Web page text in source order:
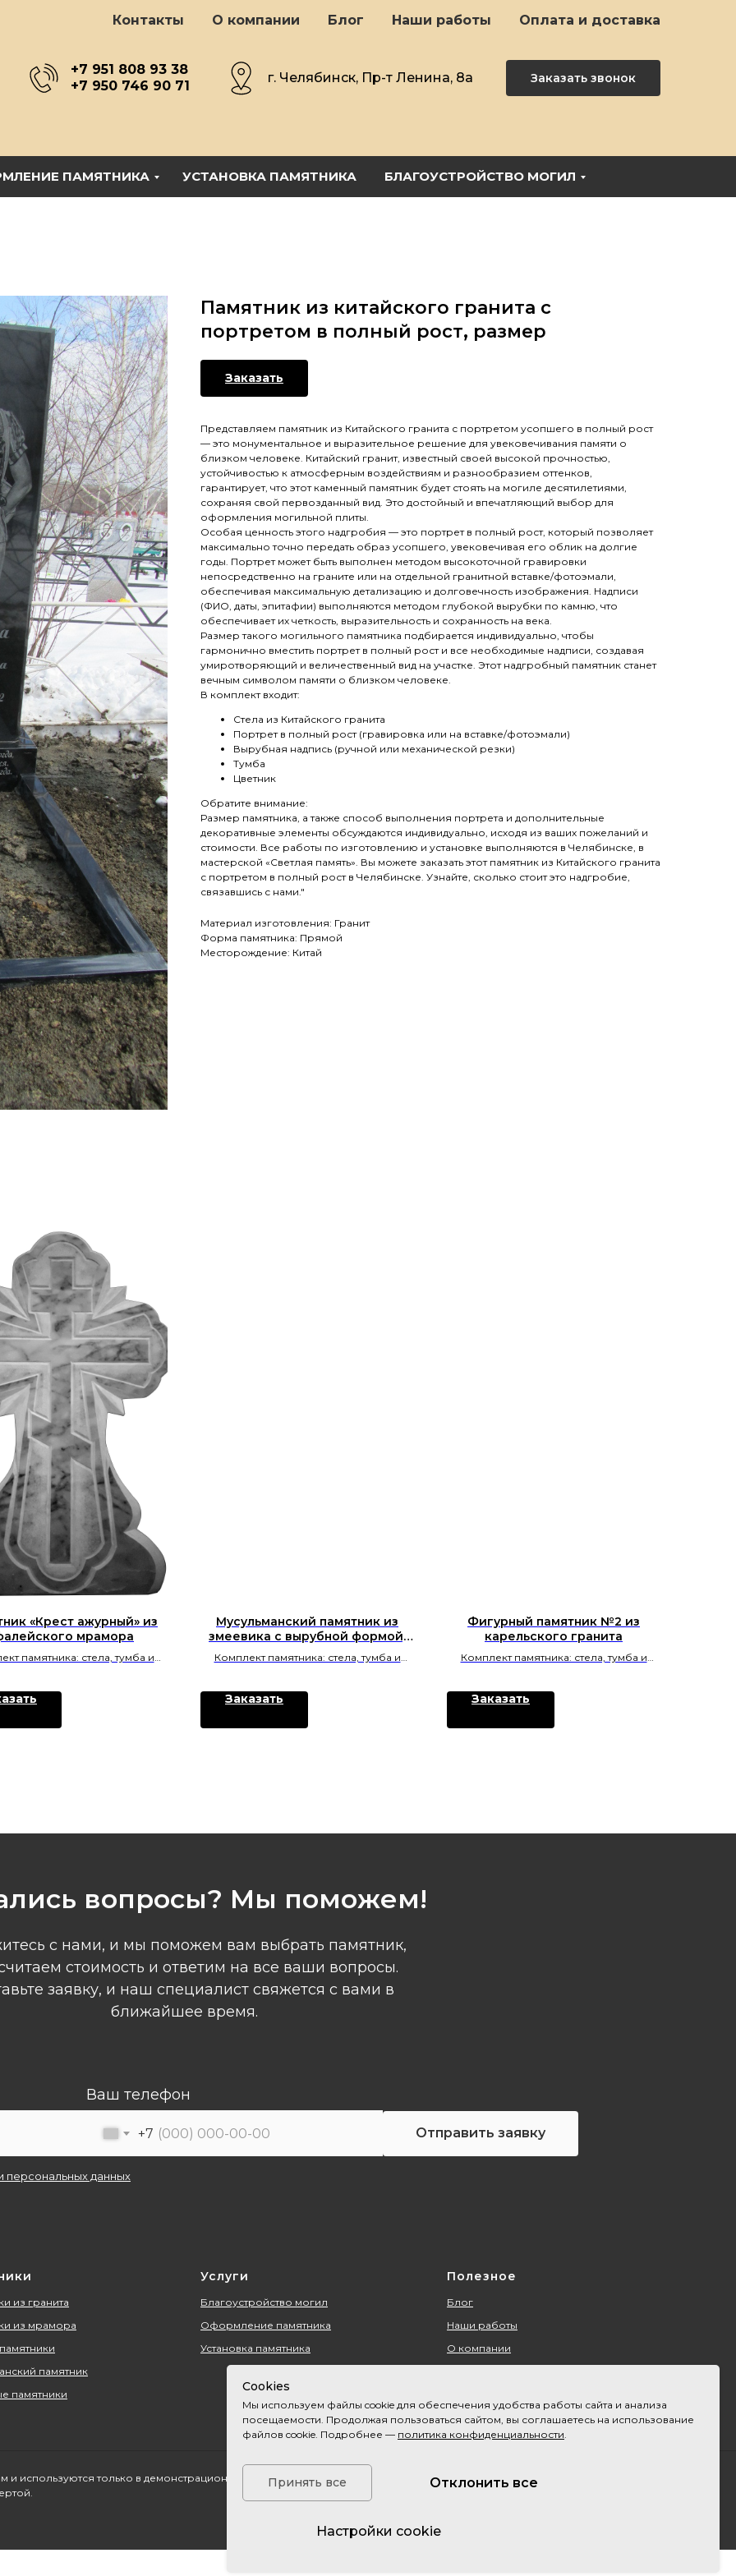
Контакты О компании Блог Наши работы Оплата и доставка
+7 951 808 93 38
+7 950 746 90 71
г. Челябинск, Пр-т Ленина, 8а Заказать звонок
ПАМЯТНИКА УСТАНОВКА ПАМЯТНИКА БЛАГОУСТРОЙСТВО МОГИЛ
Памятник из китайского гранита с
портретом в полный рост, размер
Заказать
Представляем памятник из Китайского гранита с портретом усопшего в полный рост
— это монументальное и выразительное решение для увековечивания памяти о
близком человеке. Китайский гранит, известный своей высокой прочностью,
устойчивостью к атмосферным воздействиям и разнообразием оттенков,
гарантирует, что этот каменный памятник будет стоять на могиле десятилетиями,
сохраняя свой первозданный вид. Это достойный и впечатляющий выбор для
оформления могильной плиты.
Особая ценность этого надгробия — это портрет в полный рост, который позволяет
максимально точно передать образ усопшего, увековечивая его облик на долгие
годы. Портрет может быть выполнен методом высокоточной гравировки
непосредственно на граните или на отдельной гранитной вставке/фотоэмали,
обеспечивая максимальную детализацию и долговечность изображения. Надписи
(ФИО, даты, эпитафии) выполняются методом глубокой вырубки по камню, что
обеспечивает их четкость, выразительность и сохранность на века.
Размер такого могильного памятника подбирается индивидуально, чтобы
гармонично вместить портрет в полный рост и все необходимые надписи, создавая
умиротворяющий и величественный вид на участке. Этот надгробный памятник станет
вечным символом памяти о близком человеке.
В комплект входит:
Стела из Китайского гранита
Портрет в полный рост (гравировка или на вставке/фотоэмали)
Вырубная надпись (ручной или механической резки)
Тумба
Цветник
Обратите внимание:
Размер памятника, а также способ выполнения портрета и дополнительные
декоративные элементы обсуждаются индивидуально, исходя из ваших пожеланий и
стоимости. Все работы по изготовлению и установке выполняются в Челябинске, в
мастерской «Светлая память». Вы можете заказать этот памятник из Китайского гранита
с портретом в полный рост в Челябинске. Узнайте, сколько стоит это надгробие,
связавшись с нами."
Материал изготовления: Гранит
Форма памятника: Прямой
Месторождение: Китай
«Крест ажурный» из
мрамора
памятника: стела, тумба и
Мусульманский памятник из
змеевика с вырубной формой,
Комплект памятника: стела, тумба и
Заказать
Фигурный памятник №2 из
карельского гранита
Комплект памятника: стела, тумба и
Изготовление в Челябинске.
Заказать
Cookies
Мы используем файлы cookie для обеспечения удобства работы сайта и анализа
посещаемости. Продолжая пользоваться сайтом, вы соглашаетесь на использование
файлов cookie. Подробнее — политика конфиденциальности
Принять все Отклонить все
Настройки cookie
вопросы? Мы поможем!
с нами, и мы поможем вам выбрать памятник,
стоимость и ответим на все ваши вопросы.
заявку, и наш специалист свяжется с вами в
ближайшее время.
Ваш телефон
+7
персональных данных
Отправить заявку
из гранита
из мрамора
памятник
памятники
Услуги
Благоустройство могил
Оформление памятника
Установка памятника
Полезное
Блог
Наши работы
О компании
Оплата и доставка
Карта сайта
используются только в демонстрационных целях. Пожалуйста, не используйте их в коммерческих проектах. Данные